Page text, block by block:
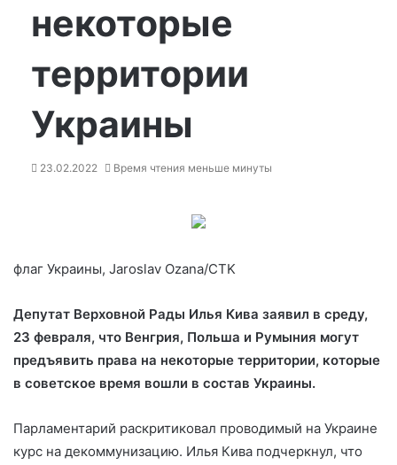
некоторые
территории
Украины
23.02.2022 Время чтения меньше минуты
флаг Украины, Jaroslav Ozana/CTK
Депутат Верховной Рады Илья Кива заявил в среду,
23 февраля, что Венгрия, Польша и Румыния могут
предъявить права на некоторые территории, которые
в советское время вошли в состав Украины.
Парламентарий раскритиковал проводимый на Украине
курс на декоммунизацию. Илья Кива подчеркнул, что